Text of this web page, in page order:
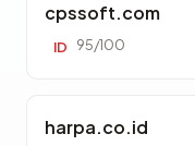
cpssoft.com
ID 95/100
harpa.co.id